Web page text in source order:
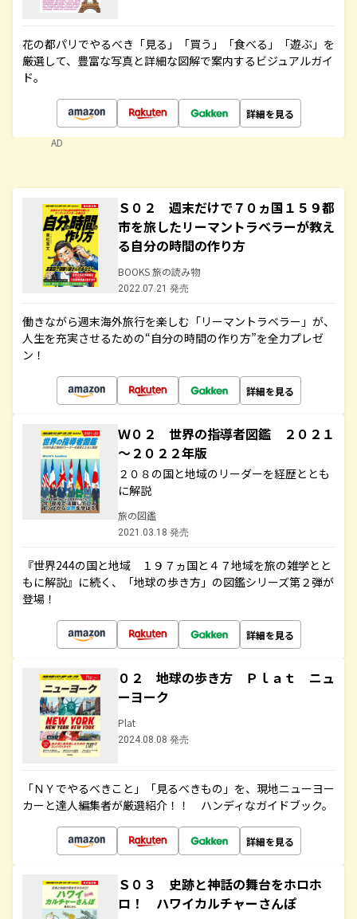
花の都パリでやるべき「見る」「買う」「食べる」「遊ぶ」を
厳選して、豊富な写真と詳細な図解で案内するビジュアルガイ
ド。
詳細を見る
AD
Ｓ０２ 週末だけで７０ヵ国１５９都
市を旅したリーマントラベラーが教え
る自分の時間の作り方
BOOKS 旅の読み物
2022.07.21 発売
働きながら週末海外旅行を楽しむ「リーマントラベラー」が、
人生を充実させるための“自分の時間の作り方”を全力プレゼ
ン！
詳細を見る
Ｗ０２ 世界の指導者図鑑 ２０２１
～２０２２年版
２０８の国と地域のリーダーを経歴ととも
に解説
旅の図鑑
2021.03.18 発売
『世界244の国と地域 １９７ヵ国と４７地域を旅の雑学とと
もに解説』に続く、「地球の歩き方」の図鑑シリーズ第２弾が
登場！
詳細を見る
０２ 地球の歩き方 Ｐｌａｔ ニュ
ーヨーク
Plat
2024.08.08 発売
「ＮＹでやるべきこと」「見るべきもの」を、現地ニューヨー
カーと達人編集者が厳選紹介！！ ハンディなガイドブック。
詳細を見る
Ｓ０３ 史跡と神話の舞台をホロホ
ロ！ ハワイカルチャーさんぽ